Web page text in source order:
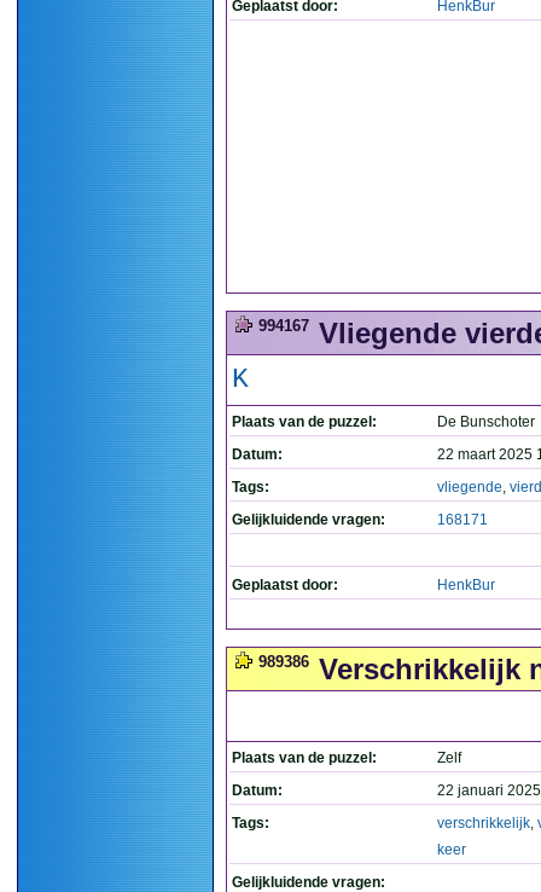
Geplaatst door: HenkBur
994167 Vliegende
K
Plaats van de puzzel:
De Bunschoter
Datum:
22 maart 2025
Tags:
vliegende,
Gelijkluidende vragen:
168171
Geplaatst door: HenkBur
989386 Verschrikkelijk
Plaats van de puzzel:
Zelf
Datum:
22 januari
Tags:
verschrikkelijk,
keer
Gelijkluidende vragen: